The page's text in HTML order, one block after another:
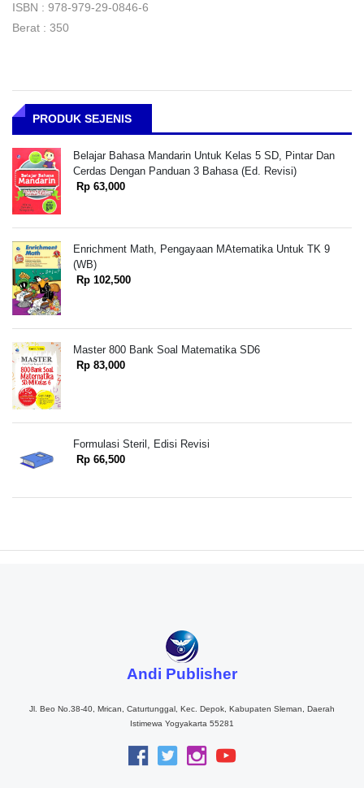
ISBN : 978-979-29-0846-6
Berat : 350
PRODUK SEJENIS
Belajar Bahasa Mandarin Untuk Kelas 5 SD, Pintar Dan
Cerdas Dengan Panduan 3 Bahasa (Ed. Revisi)
Rp 63,000
Enrichment Math, Pengayaan MAtematika Untuk TK 9
(WB)
Rp 102,500
Master 800 Bank Soal Matematika SD6
Rp 83,000
Formulasi Steril, Edisi Revisi
Rp 66,500
Andi Publisher
Jl. Beo No.38-40, Mrican, Caturtunggal, Kec. Depok, Kabupaten Sleman, Daerah
Istimewa Yogyakarta 55281